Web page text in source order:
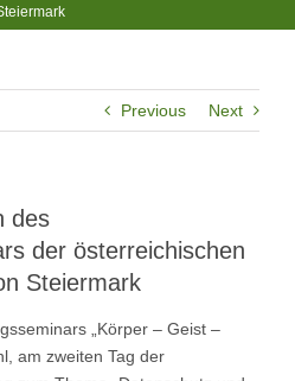
Previous Next
des
der österreichischen
Steiermark
„Körper – Geist –
am zweiten Tag der